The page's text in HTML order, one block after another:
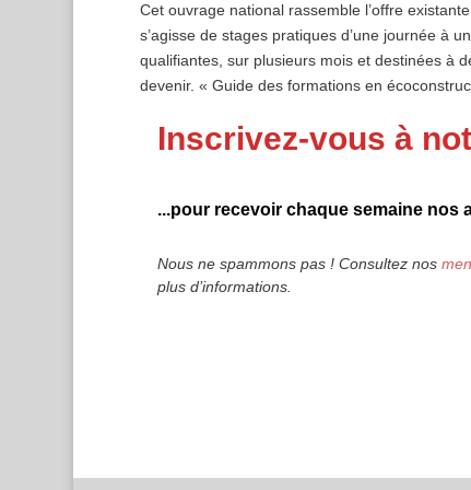
Cet ouvrage national rassemble l’offre
s’agisse de stages pratiques d’une journée
qualifiantes, sur plusieurs mois et destinées à
devenir. « Guide des formations en
Inscrivez-vous à
...pour recevoir chaque semaine nos
Nous ne spammons pas ! Consultez nos
plus d’informations.